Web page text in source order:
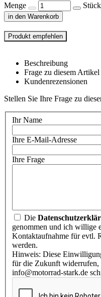
Menge
Stück
in den Warenkorb
Beschreibung
Frage zu diesem Artikel
Kundenrezensionen
Stellen Sie Ihre Frage zu
Ihr Name
Ihre E-Mail-Adresse
Ihre Frage
Die
genommen und ich willige
Kontaktaufnahme für evtl.
werden.
Hinweis: Diese
für die Zukunft widerrufen,
info@motorrad-stark.de